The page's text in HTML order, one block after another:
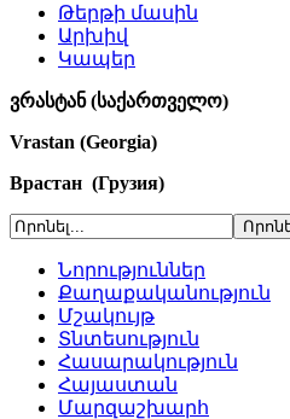
Թերթի մասին
Արխիվ
Կապեր
ვრასტან (საქართველო)
Vrastan (Georgia)
Врастан (Грузия)
Նորություններ
Քաղաքականություն
Մշակույթ
Տնտեսություն
Հասարակություն
Հայաստան
Մարզաշխարհ